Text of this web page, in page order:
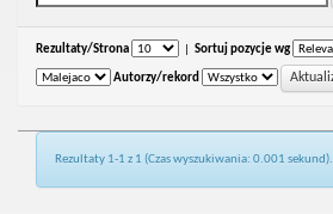
Rezultaty/Strona Sortuj pozycje wg
Autorzy/rekord
Rezultaty 1-1 z 1 (Czas wyszukiwania: 0.001 sekund).